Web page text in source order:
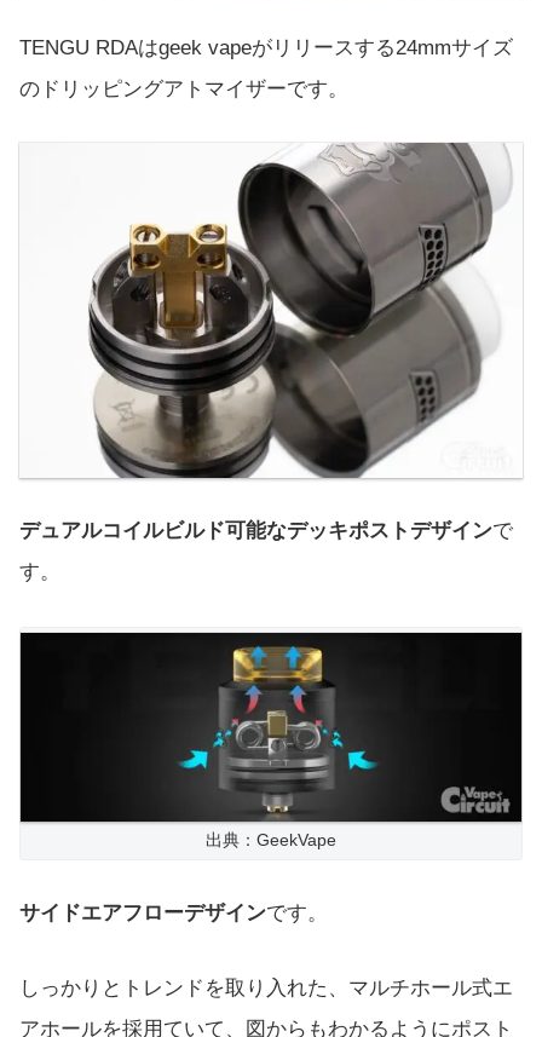
TENGU RDAはgeek vapeがリリースする24mmサイズ
のドリッピングアトマイザーです。
デュアルコイルビルド可能なデッキポストデザインで
す。
出典：GeekVape
サイドエアフローデザインです。
しっかりとトレンドを取り入れた、マルチホール式エ
アホールを採用ていて、図からもわかるようにポスト